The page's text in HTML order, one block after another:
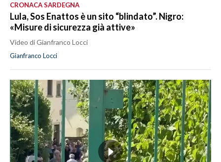
CRONACA SARDEGNA
Lula, Sos Enattos è un sito “blindato”. Nigro:
«Misure di sicurezza già attive»
Video di Gianfranco Locci
Gianfranco Locci